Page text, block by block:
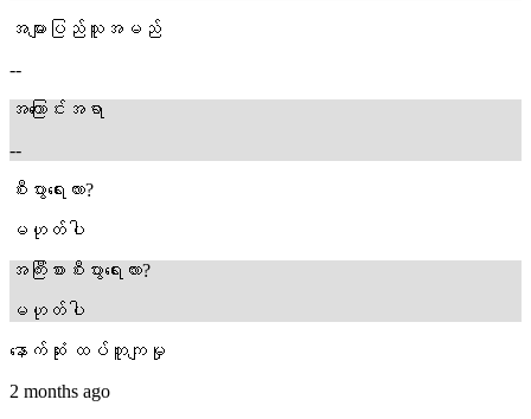
အများပြည်သူအမည်
--
အကြောင်းအရာ
--
စီးပွားရေးလား?
မဟုတ်ပါ
အကြီးစားစီးပွားရေးလား?
မဟုတ်ပါ
နောက်ဆုံး ထပ်တူကျမှု
2 months ago